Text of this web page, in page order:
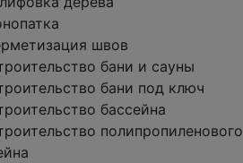
швов
бани и сауны
бани под ключ
бассейна
полипропиленового